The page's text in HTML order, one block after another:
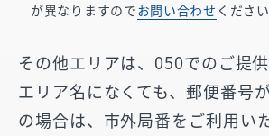
が異なりますのでお問い合わせ ください
その他エリアは、050でのご提供
エリア名になくても、郵便番号
の場合は、 市外局番をご利用い